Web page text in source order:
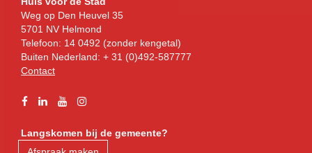
Weg op Den Heuvel 35
5701 NV Helmond
Telefoon: 14 0492 (zonder kengetal)
Buiten Nederland: + 31 (0)492-587777
Contact
FacebookLinkedinYouTubeInstagram
Langskomen bij de gemeente?